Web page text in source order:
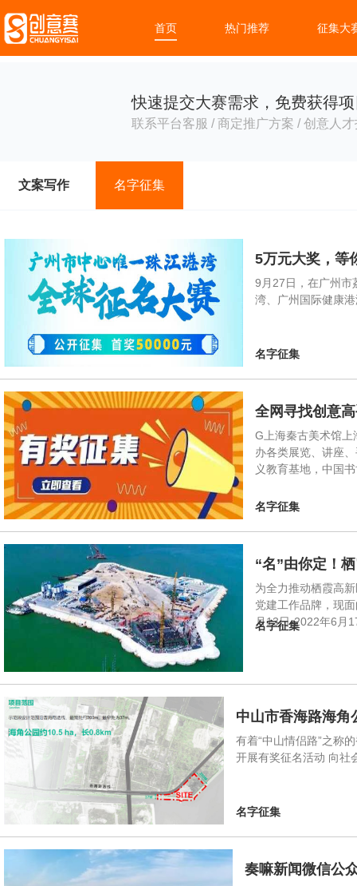
首页 热门推荐 征集大
快速提交大赛需求，免费获得
联系平台客服 / 商定推广方案 / 创意人
文案写作 名字征集
5万元大奖，等
9月27日，在广州市
湾、广州国际健康
名字征集
全网寻找创意
G上海秦古美术馆
办各类展览、讲座
义教育基地，中国
名字征集
“名”由你定！
为全力推动栖霞高
党建工作品牌，现
月13日-2022年6月
名字征集
中山市香海路海角
有着“中山情侣路”之称
开展有奖征名活动 向社
名字征集
奏嘛新闻微信公